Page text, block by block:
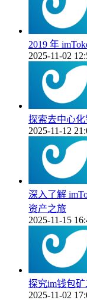
2019 年
2025-11-02
探索去中心
2025-11-12
深入了解
资产之旅
2025-11-15
探究im钱包
2025-11-02